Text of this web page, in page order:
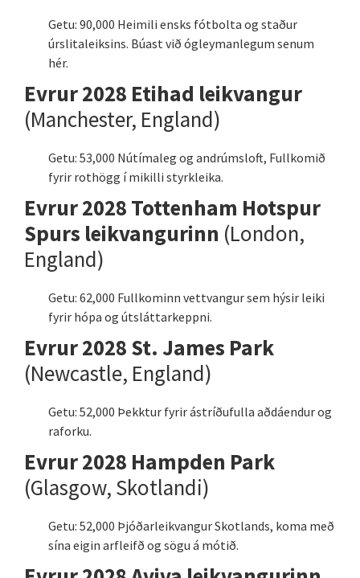
Getu: 90,000 Heimili ensks fótbolta og staður
úrslitaleiksins. Búast við ógleymanlegum senum
hér.
Evrur 2028 Etihad leikvangur
(Manchester, England)
Getu: 53,000 Nútímaleg og andrúmsloft, Fullkomið
fyrir rothögg í mikilli styrkleika.
Evrur 2028 Tottenham Hotspur
Spurs leikvangurinn (London,
England)
Getu: 62,000 Fullkominn vettvangur sem hýsir leiki
fyrir hópa og útsláttarkeppni.
Evrur 2028 St. James Park
(Newcastle, England)
Getu: 52,000 Þekktur fyrir ástríðufulla aðdáendur og
raforku.
Evrur 2028 Hampden Park
(Glasgow, Skotlandi)
Getu: 52,000 Þjóðarleikvangur Skotlands, koma með
sína eigin arfleifð og sögu á mótið.